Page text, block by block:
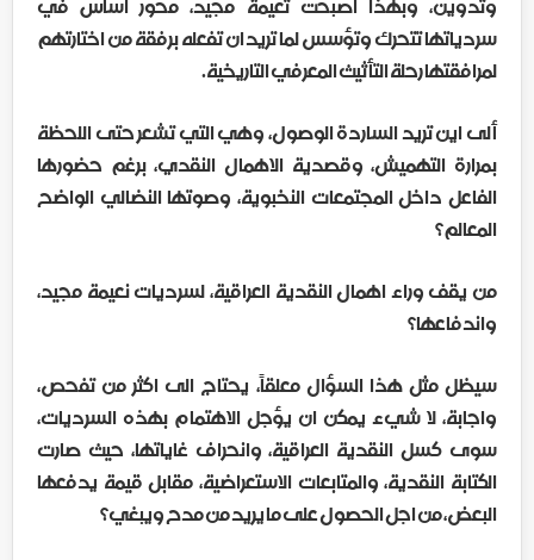
وتدوين، وبهذا اصبحت تعيمة مجيد، محور اساس في
سردياتها تتحرك وتؤسس لما تريد ان تفعله برفقة من اختارتهم
لمرافقتها رحلة التأثيث المعرفي التاريخية.
ألى اين تريد الساردة الوصول، وهي التي تشعر حتى اللحظة
بمرارة التهميش، وقصدية الاهمال النقدي، برغم حضورها
الفاعل داخل المجتمعات النخبوية، وصوتها النضالي الواضح
المعالم؟
من يقف وراء اهمال النقدية العراقية، لسرديات نعيمة مجيد،
واندفاعها؟
سيظل مثل هذا السؤال معلقاً، يحتاج الى اكثر من تفحص،
واجابة، لا شيء يمكن ان يؤجل الاهتمام بهذه السرديات،
سوى كسل النقدية العراقية، وانحراف غاياتها، حيث صارت
الكتابة النقدية، والمتابعات الاستعراضية، مقابل قيمة يدفعها
البعض، من اجل الحصول على ما يريد من مدح ويبغي؟